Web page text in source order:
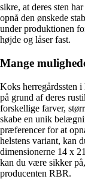
sikre, at deres sten
opnå den ønskede
under produktionen
højde og låser fast.
Mange
Koks herregårdssten
på grund af deres
forskellige farver,
skabe en unik
præferencer for at
helstens variant, kan
dimensionerne 14 x
kan du være sikker
producenten RBR.